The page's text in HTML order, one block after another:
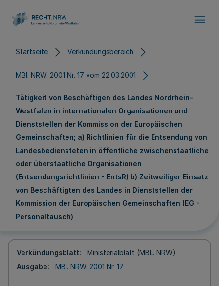
Startseite Verkündungsbereich
MBl. NRW. 2001 Nr. 17 vom 22.03.2001
Tätigkeit von Beschäftigen des Landes Nordrhein-
Westfalen in internationalen Organisationen und
Dienststellen der Kommission der Europäischen
Gemeinschaften; a) Richtlinien für die Entsendung von
Landesbediensteten in öffentliche zwischenstaatliche
oder überstaatliche Organisationen
(Entsendungsrichtlinien - EntsR) b) Zeitweiliger Einsatz
von Beschäftigten des Landes in Dienststellen der
Kommission der Europäischen Gemeinschaften (EG -
Personaltausch)
Verkündungsblatt
Ministerialblatt (MBL. NRW)
Ausgabe
MBl. NRW. 2001 Nr. 17